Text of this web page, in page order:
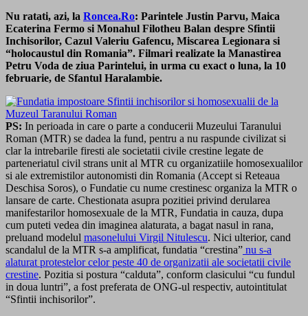
Nu ratati, azi, la Roncea.Ro: Parintele Justin Parvu, Maica
Ecaterina Fermo si Monahul Filotheu Balan despre Sfintii
Inchisorilor, Cazul Valeriu Gafencu, Miscarea Legionara si
“holocaustul din Romania”. Filmari realizate la Manastirea
Petru Voda de ziua Parintelui, in urma cu exact o luna, la 10
februarie, de Sfantul Haralambie.
PS: In perioada in care o parte a conducerii Muzeului Taranului
Roman (MTR) se dadea la fund, pentru a nu raspunde civilizat si
clar la intrebarile firesti ale societatii civile crestine legate de
parteneriatul civil strans unit al MTR cu organizatiile homosexualilor
si ale extremistilor autonomisti din Romania (Accept si Reteaua
Deschisa Soros), o Fundatie cu nume crestinesc organiza la MTR o
lansare de carte. Chestionata asupra pozitiei privind derularea
manifestarilor homosexuale de la MTR, Fundatia in cauza, dupa
cum puteti vedea din imaginea alaturata, a bagat nasul in rana,
preluand modelul masonelului Virgil Nitulescu. Nici ulterior, cand
scandalul de la MTR s-a amplificat, fundatia “crestina” nu s-a
alaturat protestelor celor peste 40 de organizatii ale societatii civile
crestine. Pozitia si postura “calduta”, conform clasicului “cu fundul
in doua luntri”, a fost preferata de ONG-ul respectiv, autointitulat
“Sfintii inchisorilor”.